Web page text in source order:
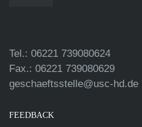
Tel.: 06221 739080624
Fax.: 06221 739080629
geschaeftsstelle@usc-hd.de
FEEDBACK